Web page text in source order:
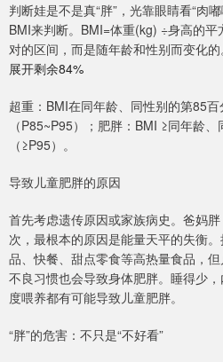
判断娃是不是真“胖”，光靠眼睛看“肉
BMI来判断。BMI=体重(kg) ÷身高的
对的区间，而是随年龄和性别而变化的
展开剩余84%
超重：BMI在同年龄、同性别的第85
（P85~P95）；肥胖：BMI ≥同年龄
（≥P95）。
导致儿童肥胖的原因
首先考虑遗传原因或家族病史。爸妈
次，最根本的原因是能量天平的失衡
品、快餐、甜点零食等高热量食品，
不良习惯也会导致身体肥胖。睡得少
度喂养都有可能导致儿童肥胖。
“胖”的危害：不只是“不好看”